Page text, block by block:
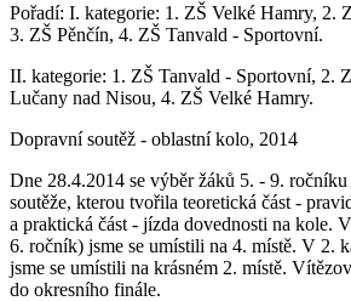
Pořadí: I. kategorie: 1. ZŠ Velké Hamry, 2.
3. ZŠ Pěnčín, 4. ZŠ Tanvald - Sportovní.
II. kategorie: 1. ZŠ Tanvald - Sportovní, 2.
Lučany nad Nisou, 4. ZŠ Velké Hamry.
Dopravní soutěž - oblastní kolo, 2014
Dne 28.4.2014 se výběr žáků 5. - 9.
soutěže, kterou tvořila teoretická část -
a praktická část - jízda dovednosti na kole.
6. ročník) jsme se umístili na 4. místě. V 2.
jsme se umístili na krásném 2. místě.
do okresního finále.